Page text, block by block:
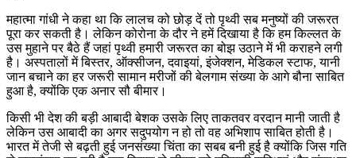
महात्मा गांधी ने कहा था कि लालच को छोड़ दें तो पृथ्वी सब मनुष्यों की जरूरत
पूरा कर सकती है। लेकिन कोरोना के दौर ने हमें दिखाया है कि हम किल्लत के
उस मुहाने पर बैठे हैं जहां पृथ्वी हमारी जरूरत का बोझ उठाने में भी कराहने लगी
है। अस्पतालों में बिस्तर, ऑक्सीजन, दवाइयां, इंजेक्शन, मेडिकल स्टाफ, यानी
जान बचाने का हर जरूरी सामान मरीजों की बेलगाम संख्या के आगे बौना साबित
हुआ है, क्योंकि एक अनार सौ बीमार।
किसी भी देश की बड़ी आबादी बेशक उसके लिए ताकतवर वरदान मानी जाती है
लेकिन उस आबादी का अगर सदुपयोग न हो तो वह अभिशाप साबित होती है।
भारत में तेजी से बढ़ती हुई जनसंख्या चिंता का सबब बनी हुई है क्योंकि जिस गति